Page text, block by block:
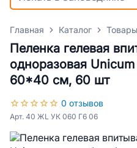
Главная Каталог
Пеленка гелевая
одноразовая
60*40 см, 60 шт
0 отзывов
Арт. 40 ЖL УК 060 Г6 06